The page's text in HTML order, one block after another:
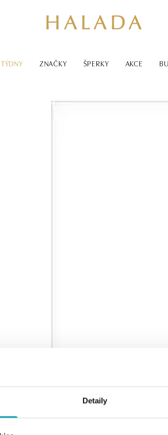
Detaily
ZNAČKY ŠPERKY AKCE